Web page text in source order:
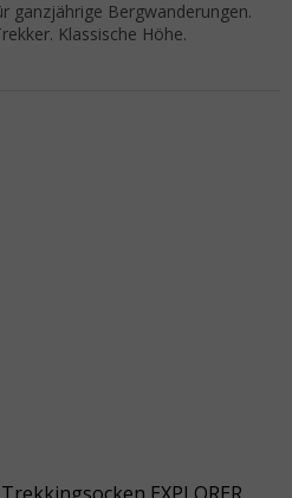
ganzjährige Bergwanderungen.
Klassische Höhe.